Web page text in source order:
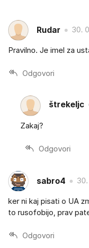
Rudar 30.
Pravilno. Je imel za
Odgovori
štrekeljc
Zakaj?
Odgovori
sabro4
ker ni kaj pisati o UA
to rusofobijo, prav
Odgovori